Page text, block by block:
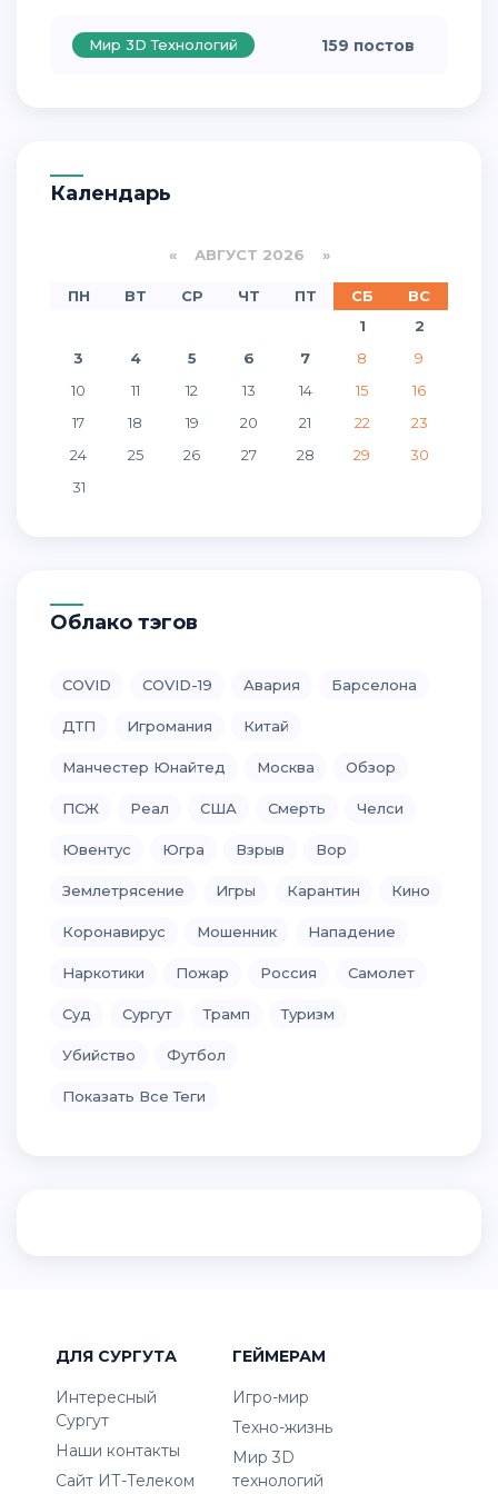
Мир 3D Технологий 159 постов
Календарь
«АВГУСТ 2026 »
ПН ВТ СР ЧТ ПТ СБ
ВС
1
2
3
4 5 6 7 8
9
10
11 12 13 14 15
16
17
18 19 20 21 22
23
24
25 26 27 28 29
30
31
Облако тэгов
COVID COVID-19 Авария Барселона
ДТП Игромания Китай
Манчестер Юнайтед Москва Обзор
ПСЖ Реал США Смерть Челси
Ювентус Югра Взрыв Вор
Землетрясение Игры Карантин Кино
Коронавирус Мошенник Нападение
Наркотики Пожар Россия Самолет
Суд Сургут Трамп Туризм
Убийство Футбол
Показать Все Теги
ДЛЯ СУРГУТА
Интересный
Сургут
Наши контакты
Сайт ИТ-Телеком
ГЕЙМЕРАМ
Игро-мир
Техно-жизнь
Мир 3D
технологий